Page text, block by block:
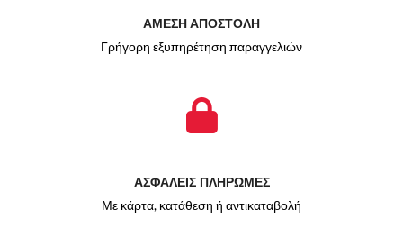
ΑΜΕΣΗ ΑΠΟΣΤΟΛΗ
Γρήγορη εξυπηρέτηση παραγγελιών
ΑΣΦΑΛΕΙΣ ΠΛΗΡΩΜΕΣ
Με κάρτα, κατάθεση ή αντικαταβολή